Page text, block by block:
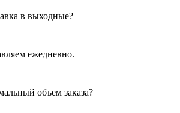
в выходные?
ежедневно.
объем заказа?